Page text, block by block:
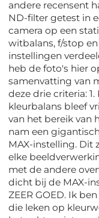
andere recensent
ND-filter getest in
camera op een
witbalans, f/stop
instellingen
heb de foto's hier
samenvatting van
deze drie criteria:
kleurbalans bleef
van het bereik van
nam een
MAX-instelling. Dit
elke
met de andere
dicht bij de MAX-
ZEER GOED. Ik
die leken op